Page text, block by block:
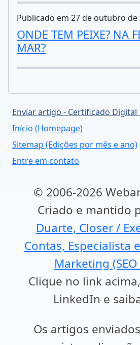
Publicado em 27 de outubro de
ONDE TEM PEIXE? NA
MAR?
Enviar artigo - Certificado Digital
Início (Homepage)
Sitemap (Edições por mês e ano)
Entre em contato
© 2006-2026
Criado e mantido
Duarte, Closer /
Contas, Especialista
Marketing
Clique no link
LinkedIn e
Os artigos